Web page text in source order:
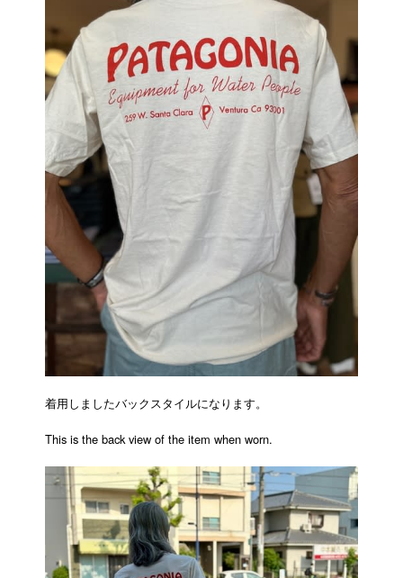
着用しましたバックスタイルになります。
This is the back view of the item when worn.